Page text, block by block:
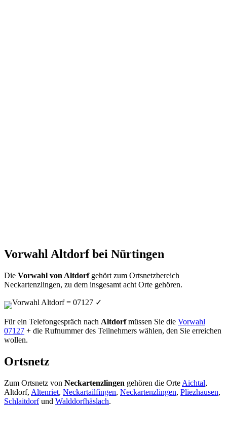
Vorwahl Altdorf bei Nürtingen
Die Vorwahl von Altdorfgehört zum Ortsnetzbereich
Neckartenzlingen, zu dem insgesamt acht Orte gehören.
Vorwahl Altdorf = 07127 ✓
Für ein Telefongespräch nach Altdorfmüssen Sie die Vorwahl
07127 + die Rufnummer des Teilnehmers wählen, den Sie erreichen
wollen.
Ortsnetz
Zum Ortsnetz von Neckartenzlingen gehören die Orte Aichtal,
Altdorf, Altenriet, Neckartailfingen, Neckartenzlingen, Pliezhausen,
Schlaitdorfund Walddorfhäslach.